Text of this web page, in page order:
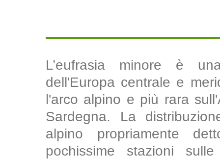
L’eufrasia minore è
dell'Europa centrale e
l'arco alpino e più rara
Sardegna. La
alpino propriamente
pochissime stazioni